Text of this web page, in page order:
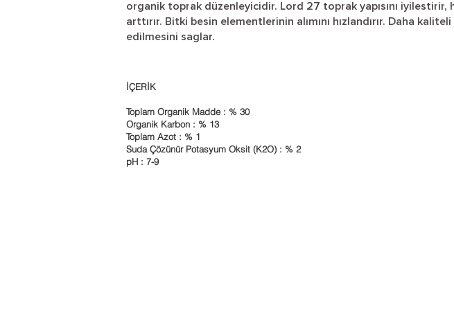
organik toprak düzenleyicidir. Lord 27 toprak yapısını iyilestirir,
arttırır. Bitki besin elementlerinin alımını hızlandırır. Daha
edilmesini saglar.
İÇERİK
Toplam Organik Madde : % 30
Organik Karbon : % 13
Toplam Azot : % 1
Suda Çözünür Potasyum Oksit (K2O) : % 2
pH : 7-9